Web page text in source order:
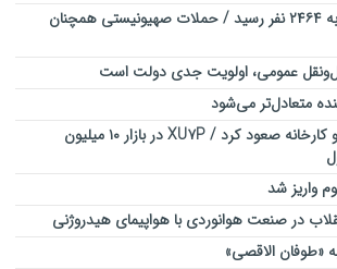
تعداد شهدا در لبنان به ۲۴۶۴ نفر رسید / حملات صهیونیستی همچنان
عمومی، اولویت جدی دولت است
متعادل‌تر می‌شود
قیمت پارس در بازار و کارخانه صعود کرد / XU۷P در بازار ۱۰ میلیون
واریز شد
«طوفان الاقصی»